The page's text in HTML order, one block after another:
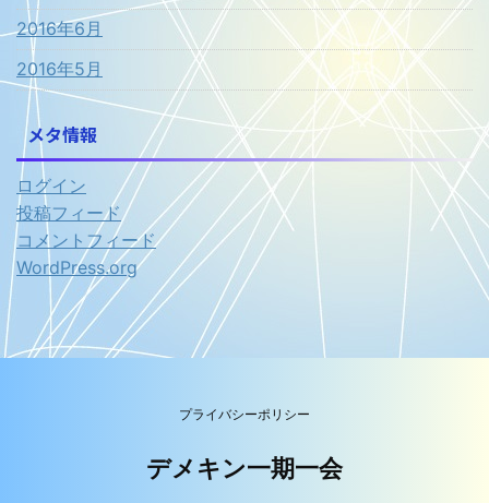
2016年6月
2016年5月
メタ情報
ログイン
投稿フィード
コメントフィード
WordPress.org
プライバシーポリシー
デメキン一期一会